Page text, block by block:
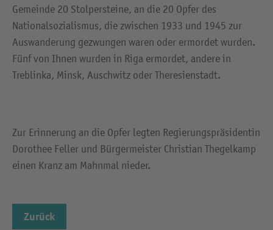
Gemeinde 20 Stolpersteine, an die 20 Opfer des
Nationalsozialismus, die zwischen 1933 und 1945 zur
Auswanderung gezwungen waren oder ermordet wurden.
Fünf von Ihnen wurden in Riga ermordet, andere in
Treblinka, Minsk, Auschwitz oder Theresienstadt.
Zur Erinnerung an die Opfer legten Regierungspräsidentin
Dorothee Feller und Bürgermeister Christian Thegelkamp
einen Kranz am Mahnmal nieder.
Zurück